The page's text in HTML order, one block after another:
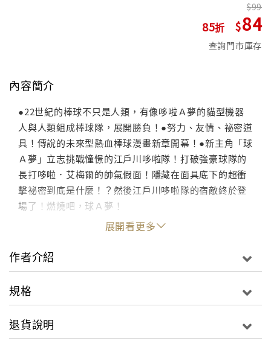
85
99
84
查詢門市庫存
內容簡介
●22世紀的棒球不只是人類，有像哆啦Ａ夢的貓型機器
人與人類組成棒球隊，展開勝負！●努力、友情、祕密道
具！傳說的未來型熱血棒球漫畫新章開幕！●新主角「球
Ａ夢」立志挑戰憧憬的江戶川哆啦隊！打破強豪球隊的
長打哆啦．艾梅爾的帥氣假面！隱藏在面具底下的超衝
擊祕密到底是什麼！？然後江戶川哆啦隊的宿敵終於登
場了！燃燒吧，球Ａ夢！
展開看更多
作者介紹
規格
退貨說明